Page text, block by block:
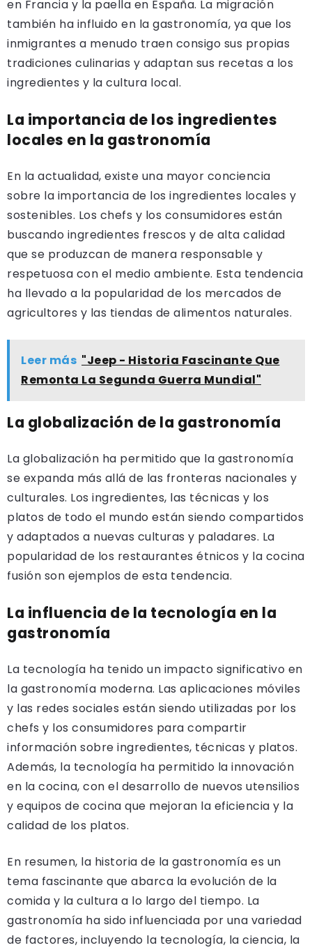
en Francia y la paella en España. La migración
también ha influido en la gastronomía, ya que los
inmigrantes a menudo traen consigo sus propias
tradiciones culinarias y adaptan sus recetas a los
ingredientes y la cultura local.
La importancia de los ingredientes
locales en la gastronomía
En la actualidad, existe una mayor conciencia
sobre la importancia de los ingredientes locales y
sostenibles. Los chefs y los consumidores están
buscando ingredientes frescos y de alta calidad
que se produzcan de manera responsable y
respetuosa con el medio ambiente. Esta tendencia
ha llevado a la popularidad de los mercados de
agricultores y las tiendas de alimentos naturales.
Leer más "Jeep - Historia Fascinante Que
Remonta La Segunda Guerra Mundial"
La globalización de la gastronomía
La globalización ha permitido que la gastronomía
se expanda más allá de las fronteras nacionales y
culturales. Los ingredientes, las técnicas y los
platos de todo el mundo están siendo compartidos
y adaptados a nuevas culturas y paladares. La
popularidad de los restaurantes étnicos y la cocina
fusión son ejemplos de esta tendencia.
La influencia de la tecnología en la
gastronomía
La tecnología ha tenido un impacto significativo en
la gastronomía moderna. Las aplicaciones móviles
y las redes sociales están siendo utilizadas por los
chefs y los consumidores para compartir
información sobre ingredientes, técnicas y platos.
Además, la tecnología ha permitido la innovación
en la cocina, con el desarrollo de nuevos utensilios
y equipos de cocina que mejoran la eficiencia y la
calidad de los platos.
En resumen, la historia de la gastronomía es un
tema fascinante que abarca la evolución de la
comida y la cultura a lo largo del tiempo. La
gastronomía ha sido influenciada por una variedad
de factores, incluyendo la tecnología, la ciencia, la